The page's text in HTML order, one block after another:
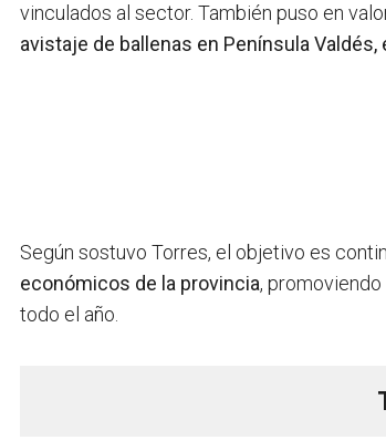
vinculados al sector. También puso en
avistaje de ballenas en Península
Según sostuvo Torres, el objetivo es
económicos de la provincia,
todo el año.